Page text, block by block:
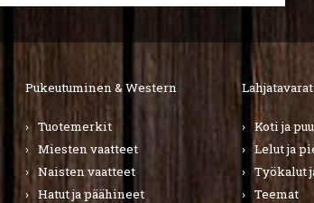
Pukeutuminen & Western
Tuotemerkit
Miesten vaatteet
Naisten vaatteet
Hatut ja päähineet
Koti ja
Lelut ja
Työkalut
Teemat